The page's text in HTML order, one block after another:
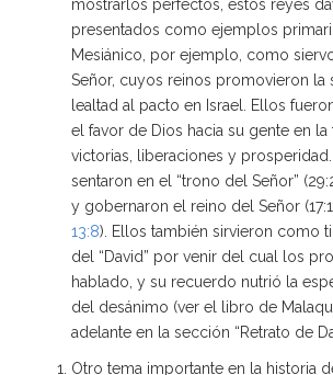
mostrarlos perfectos, estos reyes
presentados como ejemplos
Mesiánico, por ejemplo, como
Señor, cuyos reinos promovieron la
lealtad al pacto en Israel. Ellos
el favor de Dios hacia su gente en
victorias, liberaciones y
sentaron en el “trono del Señor”
y gobernaron el reino del Señor
13:8). Ellos también sirvieron como
del “David” por venir del cual los
hablado, y su recuerdo nutrió la
del desánimo (ver el libro de
adelante en la sección “Retrato de
Otro tema importante en la historia